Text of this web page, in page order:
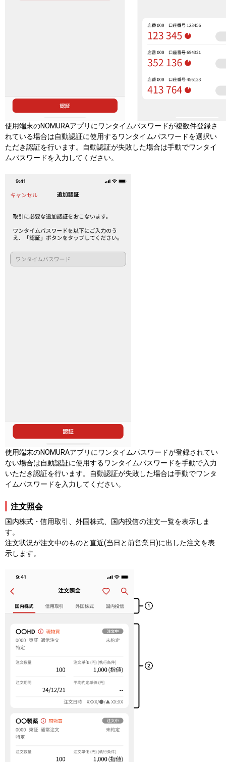
使用端末のNOMURAアプリにワンタイムパスワードが複数件登録さ
れている場合は自動認証に使用するワンタイムパスワードを選択い
ただき認証を行います。自動認証が失敗した場合は手動でワンタイ
ムパスワードを入力してください。
使用端末のNOMURAアプリにワンタイムパスワードが登録されてい
ない場合は自動認証に使用するワンタイムパスワードを手動で入力
いただき認証を行います。自動認証が失敗した場合は手動でワンタ
イムパスワードを入力してください。
注文照会
国内株式・信用取引、外国株式、国内投信の注文一覧を表示しま
す。
注文状況が注文中のものと直近(当日と前営業日)に出した注文を表
示します。